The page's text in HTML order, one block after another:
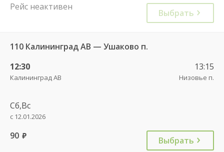
Рейс неактивен
Выбрать
110 Калининград АВ — Ушаково п.
12:30
Калининград АВ
13:15
Низовье п.
Сб,Вс
с 12.01.2026
90 руб. Выбрать